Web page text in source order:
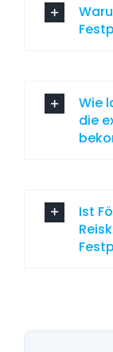
Wie
die
Ist